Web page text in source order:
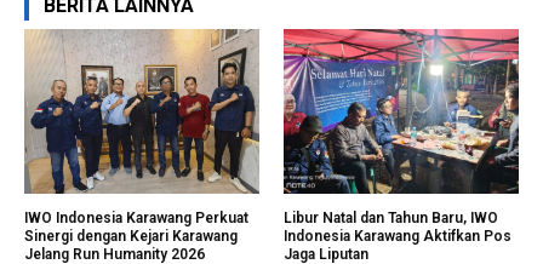
BERITA LAINNYA
IWO Indonesia Karawang Perkuat
Sinergi dengan Kejari Karawang
Jelang Run Humanity 2026
Libur Natal dan Tahun Baru, IWO
Indonesia Karawang Aktifkan Pos
Jaga Liputan